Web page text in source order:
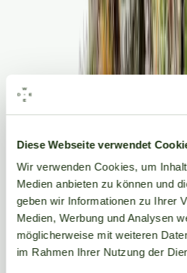
Diese Webseite verwendet
Wir verwenden Cookies, um
Medien anbieten zu können und
geben wir Informationen zu Ihrer
Medien, Werbung und Analysen
möglicherweise mit weiteren
im Rahmen Ihrer Nutzung der